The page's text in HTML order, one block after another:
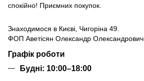
спокійно! Приємних покупок.
Знаходимося в Києві, Чигоріна 49.
ФОП Аветісян Олександр Олександрович
Графік роботи
Будні: 10:00–18:00